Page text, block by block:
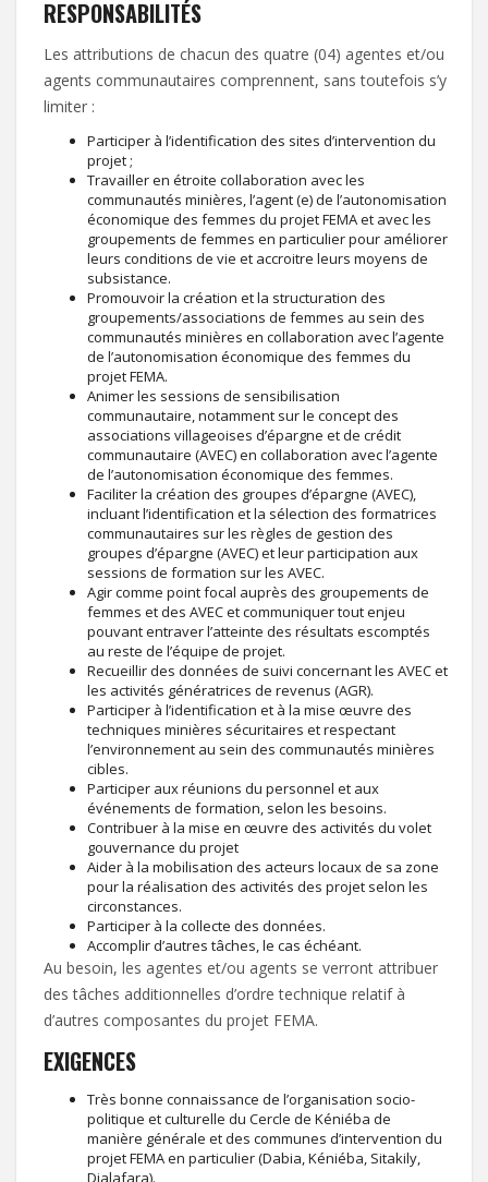
RESPONSABILITÉS
Les attributions de chacun des quatre (04) agentes et/ou
agents communautaires comprennent, sans toutefois s’y
limiter :
Participer à l’identification des sites d’intervention du
projet ;
Travailler en étroite collaboration avec les
communautés minières, l’agent (e) de l’autonomisation
économique des femmes du projet FEMA et avec les
groupements de femmes en particulier pour améliorer
leurs conditions de vie et accroitre leurs moyens de
subsistance.
Promouvoir la création et la structuration des
groupements/associations de femmes au sein des
communautés minières en collaboration avec l’agente
de l’autonomisation économique des femmes du
projet FEMA.
Animer les sessions de sensibilisation
communautaire, notamment sur le concept des
associations villageoises d’épargne et de crédit
communautaire (AVEC) en collaboration avec l’agente
de l’autonomisation économique des femmes.
Faciliter la création des groupes d’épargne (AVEC),
incluant l’identification et la sélection des formatrices
communautaires sur les règles de gestion des
groupes d’épargne (AVEC) et leur participation aux
sessions de formation sur les AVEC.
Agir comme point focal auprès des groupements de
femmes et des AVEC et communiquer tout enjeu
pouvant entraver l’atteinte des résultats escomptés
au reste de l’équipe de projet.
Recueillir des données de suivi concernant les AVEC et
les activités génératrices de revenus (AGR).
Participer à l’identification et à la mise œuvre des
techniques minières sécuritaires et respectant
l’environnement au sein des communautés minières
cibles.
Participer aux réunions du personnel et aux
événements de formation, selon les besoins.
Contribuer à la mise en œuvre des activités du volet
gouvernance du projet
Aider à la mobilisation des acteurs locaux de sa zone
pour la réalisation des activités des projet selon les
circonstances.
Participer à la collecte des données.
Accomplir d’autres tâches, le cas échéant.
Au besoin, les agentes et/ou agents se verront attribuer
des tâches additionnelles d’ordre technique relatif à
d’autres composantes du projet FEMA.
EXIGENCES
Très bonne connaissance de l’organisation socio-
politique et culturelle du Cercle de Kéniéba de
manière générale et des communes d’intervention du
projet FEMA en particulier (Dabia, Kéniéba, Sitakily,
Dialafara).